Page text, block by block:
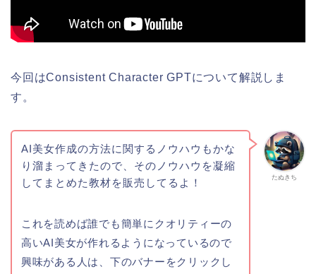
今回はConsistent Character GPTについて解説しま
す。
たぬきち
AI美女作成の方法に関するノウハウもかな
り溜まってきたので、そのノウハウを凝縮
してまとめた教材を販売してるよ！
これを読めば誰でも簡単にクオリティーの
高いAI美女が作れるようになっているので
興味がある人は、下のバナーをクリックし